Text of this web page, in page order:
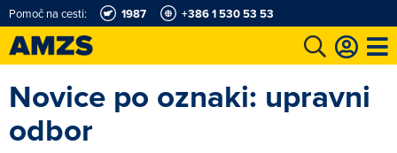
Pomoč na cesti: 1987 +386 1 530 53 53
Karting in motošportni center Najboljši za volanom
Novice po oznaki: upravni
odbor